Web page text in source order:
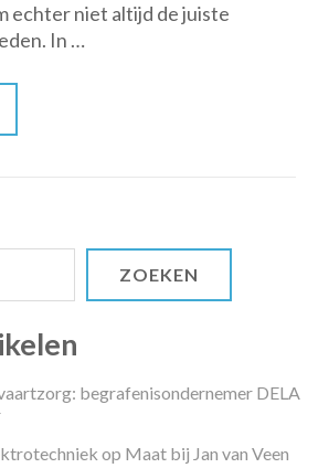
voor
elk
echter niet altijd de juiste
In …
ZOEKEN
begrafenisondernemer DELA
op Maat bij Jan van Veen